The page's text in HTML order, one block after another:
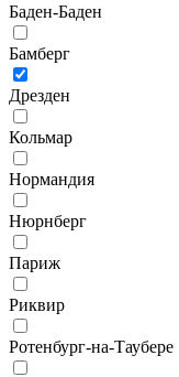
Баден-Баден
Бамберг
Дрезден
Кольмар
Нормандия
Нюрнберг
Париж
Риквир
Ротенбург-на-Таубере